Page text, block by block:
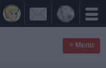

≡ Menu